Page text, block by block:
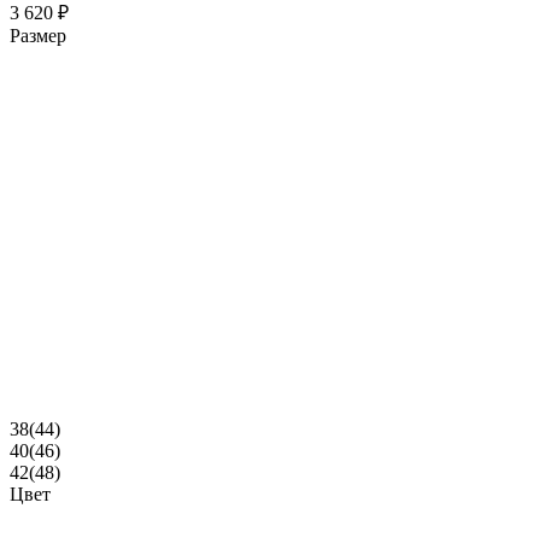
3 620 ₽
Размер
38(44)
40(46)
42(48)
Цвет